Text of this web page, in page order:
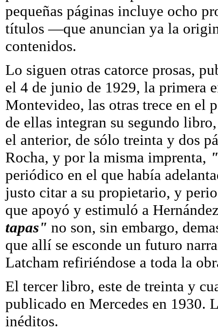
pequeñas páginas incluye ocho
títulos —que anuncian ya la
contenidos.
Lo siguen otras catorce prosas,
el 4 de junio de 1929, la primera
Montevideo, las otras trece en el
de ellas integran su segundo
el anterior, de sólo treinta y dos
Rocha, y por la misma imprenta,
periódico en el que había
justo citar a su propietario, y
que apoyó y estimuló a
tapas" no son, sin embargo,
que allí se esconde un futuro
Latcham refiriéndose a toda la
El tercer libro, este de treinta y
publicado en Mercedes en 1930.
inéditos.